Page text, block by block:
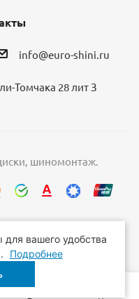
info@euro-shini.ru
Томчака 28 лит З
шиномонтаж.
вашего удобства
Подробнее